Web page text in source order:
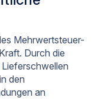
Mehrwertsteuer-
Durch die
den
an